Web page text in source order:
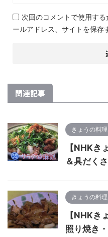
次回のコメントで使用す
ールアドレス、サイトを保存
関連記事
きょうの料理
【NHKき
＆具だく
きょうの料理
【NHKき
照り焼き